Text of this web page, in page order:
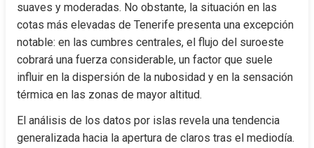
suaves y moderadas. No obstante, la situación en las
cotas más elevadas de Tenerife presenta una excepción
notable: en las cumbres centrales, el flujo del suroeste
cobrará una fuerza considerable, un factor que suele
influir en la dispersión de la nubosidad y en la sensación
térmica en las zonas de mayor altitud.
El análisis de los datos por islas revela una tendencia
generalizada hacia la apertura de claros tras el mediodía.